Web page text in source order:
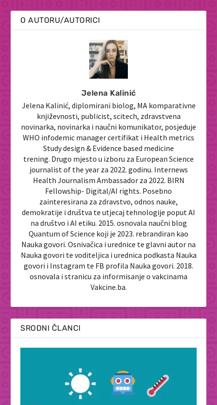
O AUTORU/AUTORICI
Jelena Kalinić
Jelena Kalinić, diplomirani biolog, MA komparativne
književnosti, publicist, scitech, zdravstvena
novinarka, novinarka i naučni komunikator, posjeduje
WHO infodemic manager certifikat i Health metrics
Study design & Evidence based medicine
trening. Drugo mjesto u izboru za European Science
journalist of the year za 2022. godinu. Internews
Health Journalism Ambassador za 2022. BIRN
Fellowship- Digital/AI rights. Posebno
zainteresirana za zdravstvo, odnos nauke,
demokratije i društva te utjecaj tehnologije poput AI
na društvo i AI etiku. 2015. osnovala naučni blog
Quantum of Science koji je 2023. rebrandiran kao
Nauka govori. Osnivačica i urednice te glavni autor na
Nauka govori te voditeljica i urednica podkasta Nauka
govori i Instagram te FB profila Nauka govori. 2018.
osnovala i stranicu za informisanje o vakcinama
Vakcine.ba.
SRODNI ČLANCI